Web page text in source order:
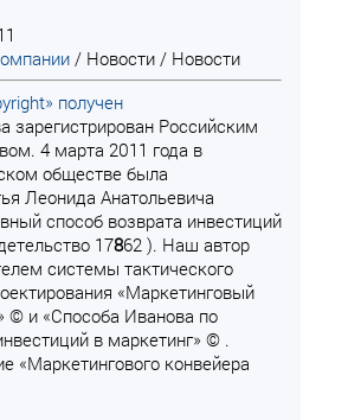
/ Новости / Новости
получен
зарегистрирован Российским
4 марта 2011 года в
обществе была
Леонида Анатольевича
способ возврата инвестиций
17862 ). Наш автор
системы тактического
«Маркетинговый
© и «Способа Иванова по
в маркетинг» © .
«Маркетингового конвейера